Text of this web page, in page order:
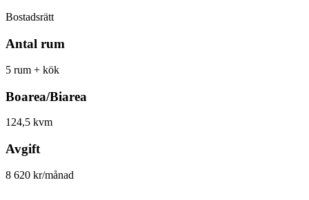
Bostadsrätt
Antal rum
5 rum + kök
Boarea/Biarea
124,5 kvm
Avgift
8 620 kr/månad